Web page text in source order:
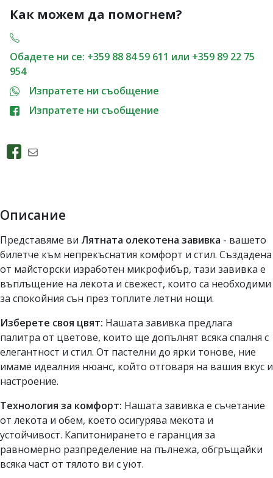
Как можем да помогнем?
Обадете ни се: +359 88 84 59 611 или +359 89 22 75
954
Изпратете ни съобщение
Изпратете ни съобщение
Описание
Представяме ви Лятната олекотена завивка - вашето
билетче към непрекъснатия комфорт и стил. Създадена
от майсторски изработен микрофибър, тази завивка е
въплъщение на лекота и свежест, които са необходими
за спокойния сън през топлите летни нощи.
Изберете своя цвят: Нашата завивка предлага
палитра от цветове, които ще допълнят всяка спалня с
елегантност и стил. От пастелни до ярки тонове, ние
имаме идеалния нюанс, който отговаря на вашия вкус и
настроение.
Технология за комфорт: Нашата завивка е съчетание
от лекота и обем, което осигурява мекота и
устойчивост. Капитонирането е гаранция за
равномерно разпределение на пълнежа, обгръщайки
всяка част от тялото ви с уют.